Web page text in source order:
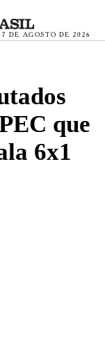
DE AGOSTO DE 2026
que
6x1